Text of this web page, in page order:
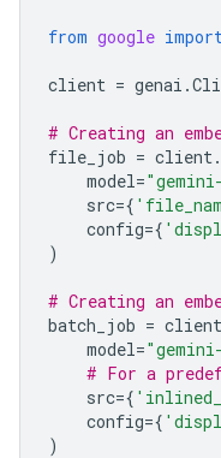
from google
client = genai .
# Creating an
file_job = client.
model=
src={
config={
)
# Creating an
batch_job = client
model=
# For a
src={
config={
)